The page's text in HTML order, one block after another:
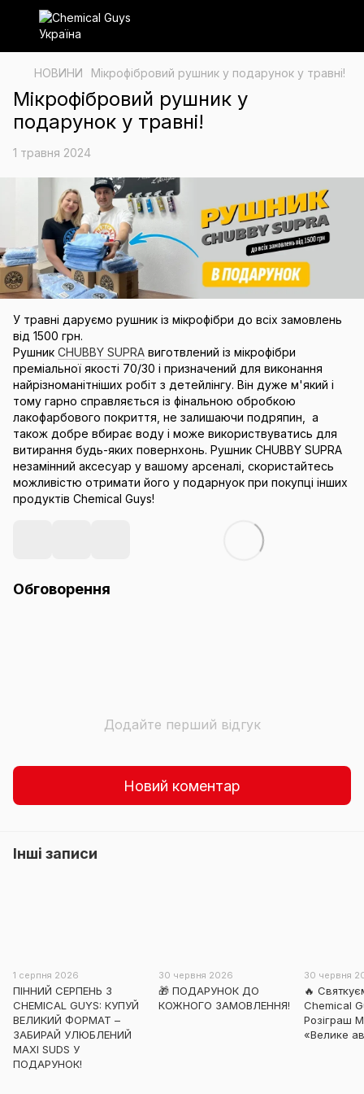
НОВИНИ Мікрофібровий рушник у подарунок у травні!
Мікрофібровий рушник у
подарунок у травні!
1 травня 2024
У травні даруємо рушник із мікрофібри до всіх замовлень
від 1500 грн.
Рушник CHUBBY SUPRA виготвлений із мікрофібри
преміальної якості 70/30 і призначений для виконання
найрізноманітніших робіт з детейлінгу. Він дуже м'який і
тому гарно справляється із фінальною обробкою
лакофарбового покриття, не залишаючи подряпин, а
також добре вбирає воду і може використвуватись для
витирання будь-яких повернхонь. Рушник CHUBBY SUPRA
незамінний аксесуар у вашому арсеналі, скористайтесь
можливістю отримати його у подарнуок при покупці інших
продуктів Chemical Guys!
Обговорення
Додайте перший відгук
Новий коментар
Інші записи
1 серпня 2026
ПІННИЙ СЕРПЕНЬ З
CHEMICAL GUYS: КУПУЙ
ВЕЛИКИЙ ФОРМАТ –
ЗАБИРАЙ УЛЮБЛЕНИЙ
MAXI SUDS У
ПОДАРУНОК!
30 червня 2026
🎁 ПОДАРУНОК ДО
КОЖНОГО ЗАМОВЛЕННЯ!
30 червня
🔥
Chemical
Розіграш
«Велике